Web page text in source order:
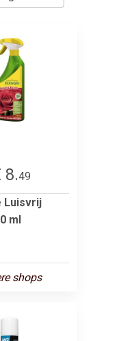
8.49
Luisvrij
ml
shops